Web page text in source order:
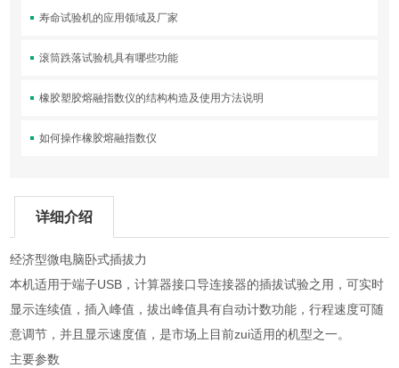
寿命试验机的应用领域及厂家
滚筒跌落试验机具有哪些功能
橡胶塑胶熔融指数仪的结构构造及使用方法说明
如何操作橡胶熔融指数仪
详细介绍
经济型微电脑卧式插拔力
本机适用于端子USB，计算器接口导连接器的插拔试验之用，可实时
显示连续值，插入峰值，拔出峰值具有自动计数功能，行程速度可随
意调节，并且显示速度值，是市场上目前zui适用的机型之一。
主要参数